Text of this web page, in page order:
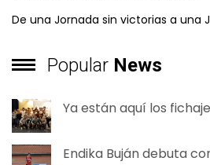
De una Jornada sin victorias a una
Popular News
Ya están aquí los
Endika Buján debuta